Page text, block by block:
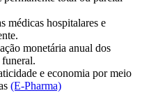
médicas hospitalares e
monetária anual dos
funeral.
e economia por meio
(E-Pharma)